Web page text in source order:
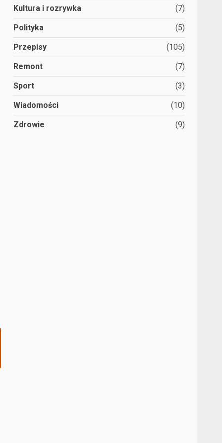
Kultura i rozrywka (7)
Polityka (5)
Przepisy (105)
Remont (7)
Sport (3)
Wiadomości (10)
Zdrowie (9)